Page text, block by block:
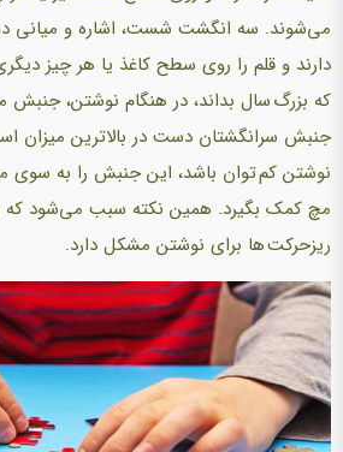
می‌شوند. سه انگشت شست، اشاره و میانی
دارند و قلم را روی سطح کاغذ یا هر چیز
که بزرگ سال بداند، در هنگام نوشتن، جنبش
جنبش سرانگشتان دست در بالاترین
نوشتن کم توان باشد، این جنبش را به سوی
مچ کمک بگیرد. همین نکته سبب می‌شود که
ریزحرکت ها برای نوشتن مشکل دارد.